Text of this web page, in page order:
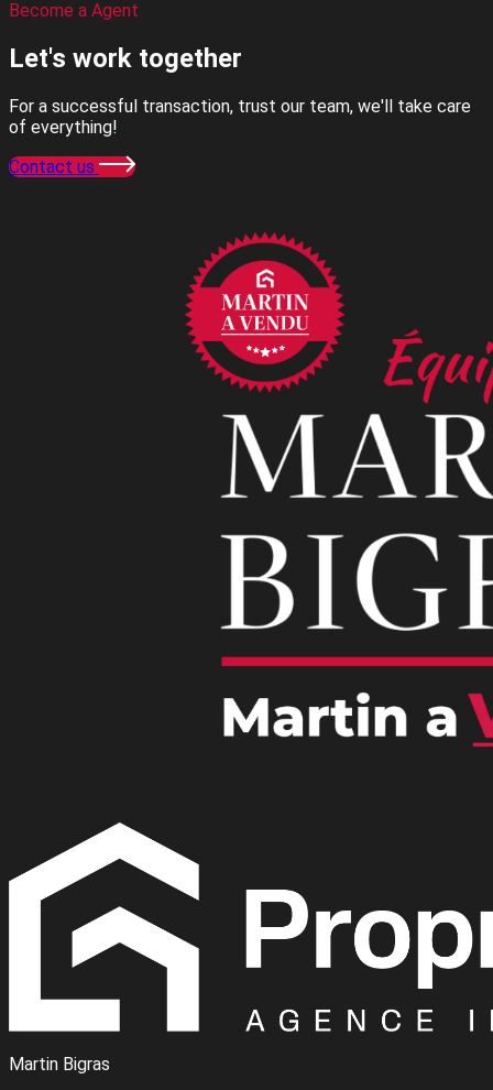
Become a Agent
Let's work together
For a successful transaction, trust our team, we'll take care
of everything!
Contact us
Martin Bigras